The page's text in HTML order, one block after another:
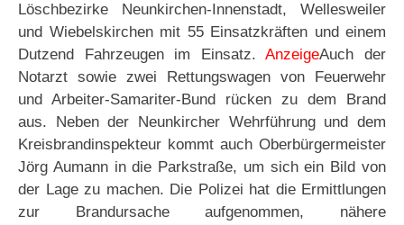
Löschbezirke Neunkirchen-Innenstadt, Wellesweiler
und Wiebelskirchen mit 55 Einsatzkräften und einem
Dutzend Fahrzeugen im Einsatz.AnzeigeAuch der
Notarzt sowie zwei Rettungswagen von Feuerwehr
und Arbeiter-Samariter-Bund rücken zu dem Brand
aus. Neben der Neunkircher Wehrführung und dem
Kreisbrandinspekteur kommt auch Oberbürgermeister
Jörg Aumann in die Parkstraße, um sich ein Bild von
der Lage zu machen. Die Polizei hat die Ermittlungen
zur Brandursache aufgenommen, nähere